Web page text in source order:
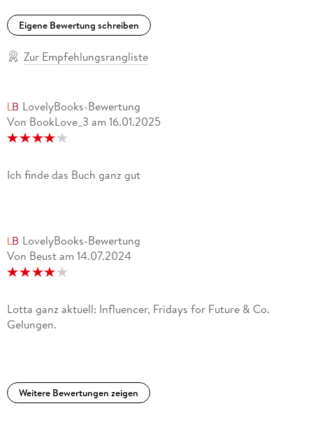
Eigene Bewertung schreiben
Zur Empfehlungsrangliste
LovelyBooks-Bewertung
Von BookLove_3 am 16.01.2025
Ich finde das Buch ganz gut
LovelyBooks-Bewertung
Von Beust am 14.07.2024
Lotta ganz aktuell: Influencer, Fridays for Future & Co.
Gelungen.
Weitere Bewertungen zeigen